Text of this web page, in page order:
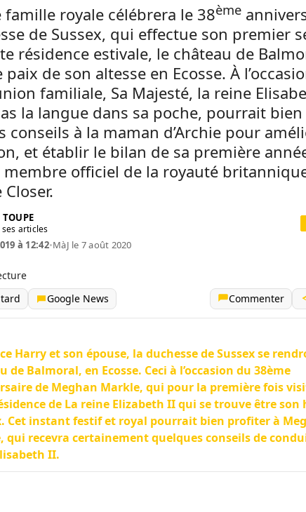
famille royale célébrera le 38ème
de Sussex, qui effectue son premier
résidence estivale, le château de
paix de son altesse en Ecosse. À
familiale, Sa Majesté, la reine
la langue dans sa poche, pourrait
conseils à la maman d’Archie pour
et établir le bilan de sa première
officiel de la royauté
articles
à 12:42•MàJ le 7 août 2020
Google News Commenter
Harry et son épouse, la duchesse de Sussex se
de Balmoral, en Ecosse. Ceci à l’occasion du 38ème
de Meghan Markle, qui pour la première fois
de La reine Elizabeth II qui se trouve être son
Cet instant festif et royal pourrait bien profiter à
qui recevra certainement quelques conseils de
II.